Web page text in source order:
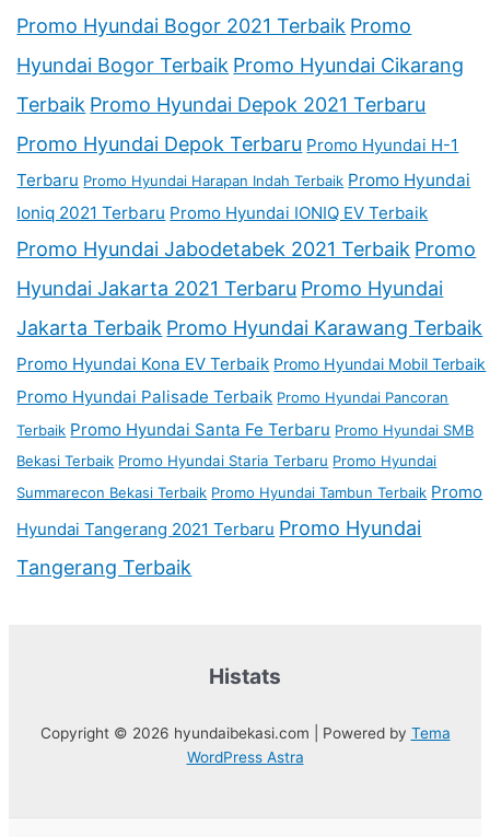
Promo Hyundai Bogor 2021 Terbaik Promo
Hyundai Bogor Terbaik Promo Hyundai Cikarang
Terbaik Promo Hyundai Depok 2021 Terbaru
Promo Hyundai Depok Terbaru Promo Hyundai H-1
Terbaru Promo Hyundai Harapan Indah Terbaik Promo Hyundai
Ioniq 2021 Terbaru Promo Hyundai IONIQ EV Terbaik
Promo Hyundai Jabodetabek 2021 Terbaik Promo
Hyundai Jakarta 2021 Terbaru Promo Hyundai
Jakarta Terbaik Promo Hyundai Karawang Terbaik
Promo Hyundai Kona EV Terbaik Promo Hyundai Mobil Terbaik
Promo Hyundai Palisade Terbaik Promo Hyundai Pancoran
Terbaik Promo Hyundai Santa Fe Terbaru Promo Hyundai SMB
Bekasi Terbaik Promo Hyundai Staria Terbaru Promo Hyundai
Summarecon Bekasi Terbaik Promo Hyundai Tambun Terbaik Promo
Hyundai Tangerang 2021 Terbaru Promo Hyundai
Tangerang Terbaik
Histats
Copyright © 2026 hyundaibekasi.com | Powered by Tema
WordPress Astra